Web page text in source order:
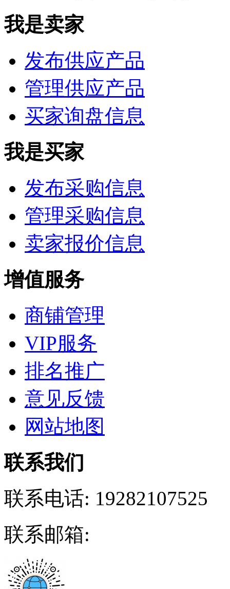
我是卖家
发布供应产品
管理供应产品
买家询盘信息
我是买家
发布采购信息
管理采购信息
卖家报价信息
增值服务
商铺管理
VIP服务
排名推广
意见反馈
网站地图
联系我们
联系电话: 19282107525
联系邮箱: